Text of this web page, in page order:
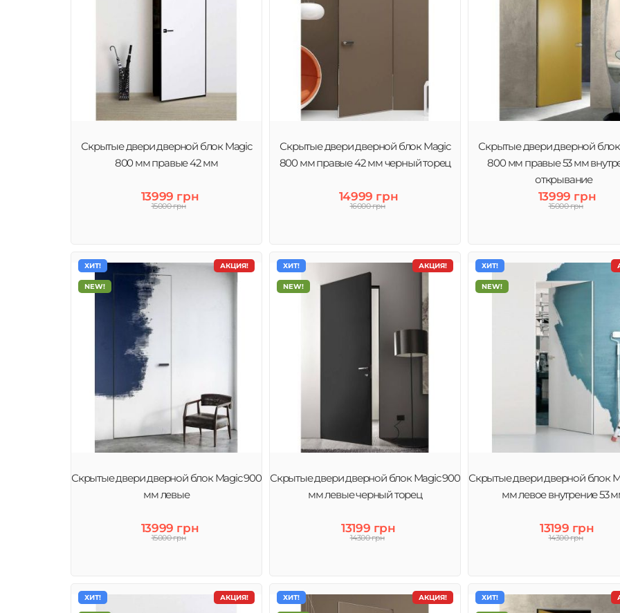
Скрытые двери дверной блок Magic
800 мм правые 42 мм
13999 грн
15000 грн
Скрытые двери дверной блок Magic
800 мм правые 42 мм черный торец
14999 грн
16000 грн
Скрытые двери дверной
800 мм правые 53 мм
открывание
13999 грн
15000 грн
АКЦИЯ!
ХИТ!
NEW!
Скрытые двери дверной блок Magic 900
мм левые
13999 грн
15000 грн
АКЦИЯ!
ХИТ!
NEW!
Скрытые двери дверной блок Magic 900
мм левые черный торец
13199 грн
14300 грн
ХИТ!
NEW!
Скрытые двери дверной блок
мм левое внутрение 53
13199 грн
14300 грн
АКЦИЯ!
ХИТ! АКЦИЯ!
ХИТ! ХИТ!